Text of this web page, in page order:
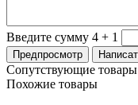
Введите сумму 4 + 1
Сопутствующие товары
Похожие товары